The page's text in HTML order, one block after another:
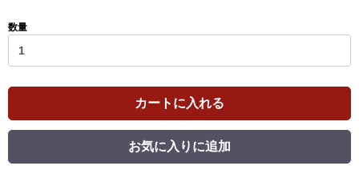
数量
カートに入れる
お気に入りに追加